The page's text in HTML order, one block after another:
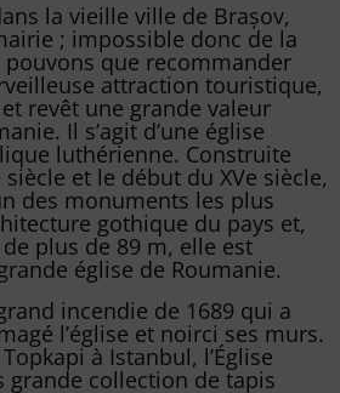
la vieille ville de Brașov,
; impossible donc de la
que recommander
attraction touristique,
revêt une grande valeur
Il s’agit d’une église
luthérienne. Construite
et le début du XVe siècle,
des monuments les plus
gothique du pays et,
plus de 89 m, elle est
église de Roumanie.
incendie de 1689 qui a
l’église et noirci ses murs.
à Istanbul, l’Église
grande collection de tapis